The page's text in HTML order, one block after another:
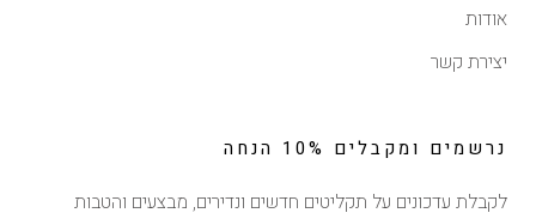
אודות
יצירת קשר
נרשמים ומקבלים 10% הנחה
לקבלת עדכונים על תקליטים חדשים ונדירים, מבצעים והטבות